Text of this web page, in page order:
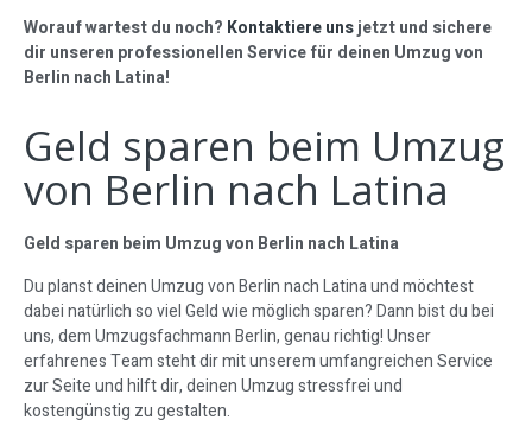
Worauf wartest du noch? Kontaktiere unsjetzt und sichere
dir unseren professionellen Service für deinen Umzug von
Berlin nach Latina!
Geld sparen beim Umzug
von Berlin nach Latina
Geld sparen beim Umzug von Berlin nach Latina
Du planst deinen Umzug von Berlin nach Latina und möchtest
dabei natürlich so viel Geld wie möglich sparen? Dann bist du bei
uns, dem Umzugsfachmann Berlin, genau richtig! Unser
erfahrenes Team steht dir mit unserem umfangreichen Service
zur Seite und hilft dir, deinen Umzug stressfrei und
kostengünstig zu gestalten.